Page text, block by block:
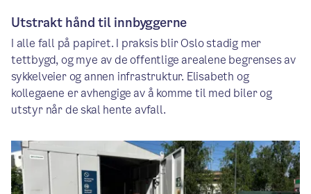
Utstrakt hånd til innbyggerne
I alle fall på papiret. I praksis blir Oslo stadig mer
tettbygd, og mye av de offentlige arealene begrenses av
sykkelveier og annen infrastruktur. Elisabeth og
kollegaene er avhengige av å komme til med biler og
utstyr når de skal hente avfall.